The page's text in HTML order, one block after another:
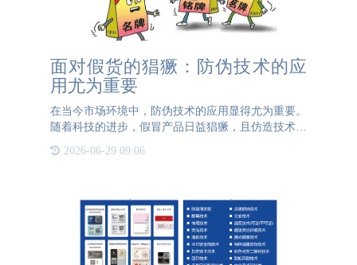
面对假货的猖獗：防伪技术的应
用尤为重要
在当今市场环境中，防伪技术的应用显得尤为重要。
随着科技的进步，假冒产品日益猖獗，且仿造技术愈
以假乱真的程度。然而，假货本质上是对正品创意和
2026-06-29 09:06